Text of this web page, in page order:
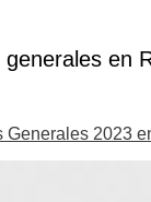
2023